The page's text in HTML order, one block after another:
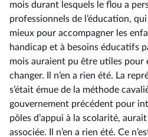
mois durant lesquels le flou a
professionnels de l’éducation,
mieux pour accompagner les
handicap et à besoins éducatifs
mois auraient pu être utiles pour
changer. Il n’en a rien été. La
s’était émue de la méthode
gouvernement précédent pour
pôles d’appui à la scolarité,
associée. Il n’en a rien été. Ce